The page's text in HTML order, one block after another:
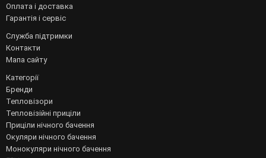
Оплата і доставка
Гарантія і сервіс
Служба підтримки
Контакти
Мапа сайту
Категорії
Бренди
Тепловізори
Тепловізійні приціли
Приціли нічного бачення
Окуляри нічного бачення
Монокуляри нічного бачення